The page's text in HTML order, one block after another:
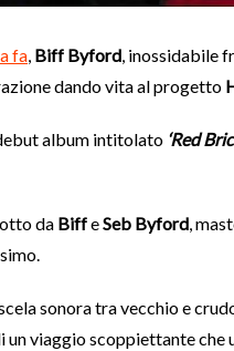
fa, Biff Byford, inossidabile
dando vita al progetto
album intitolato ‘Red
da BiffeSeb Byford,
sonora tra vecchio e
un viaggio scoppiettante che